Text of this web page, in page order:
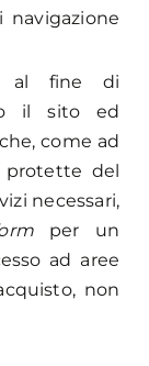
navigazione
al fine di
il sito ed
come ad
protette del
necessari,
per un
ad aree
non